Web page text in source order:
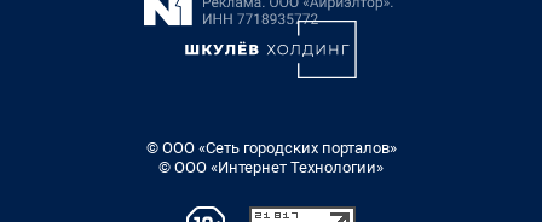
© ООО «Сеть городских порталов»
© ООО «Интернет Технологии»